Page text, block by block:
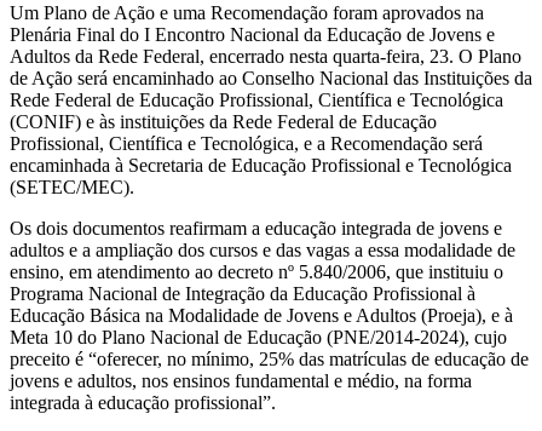
Um Plano de Ação e uma Recomendação foram aprovados na
Plenária Final do I Encontro Nacional da Educação de Jovens e
Adultos da Rede Federal, encerrado nesta quarta-feira, 23. O Plano
de Ação será encaminhado ao Conselho Nacional das Instituições da
Rede Federal de Educação Profissional, Científica e Tecnológica
(CONIF) e às instituições da Rede Federal de Educação
Profissional, Científica e Tecnológica, e a Recomendação será
encaminhada à Secretaria de Educação Profissional e Tecnológica
(SETEC/MEC).
Os dois documentos reafirmam a educação integrada de jovens e
adultos e a ampliação dos cursos e das vagas a essa modalidade de
ensino, em atendimento ao decreto nº 5.840/2006, que instituiu o
Programa Nacional de Integração da Educação Profissional à
Educação Básica na Modalidade de Jovens e Adultos (Proeja), e à
Meta 10 do Plano Nacional de Educação (PNE/2014-2024), cujo
preceito é “oferecer, no mínimo, 25% das matrículas de educação de
jovens e adultos, nos ensinos fundamental e médio, na forma
integrada à educação profissional”.